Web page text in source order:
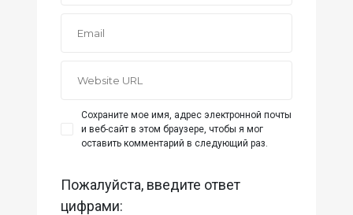
Сохраните мое имя, адрес электронной почты
и веб-сайт в этом браузере, чтобы я мог
оставить комментарий в следующий раз.
Пожалуйста, введите ответ
цифрами: